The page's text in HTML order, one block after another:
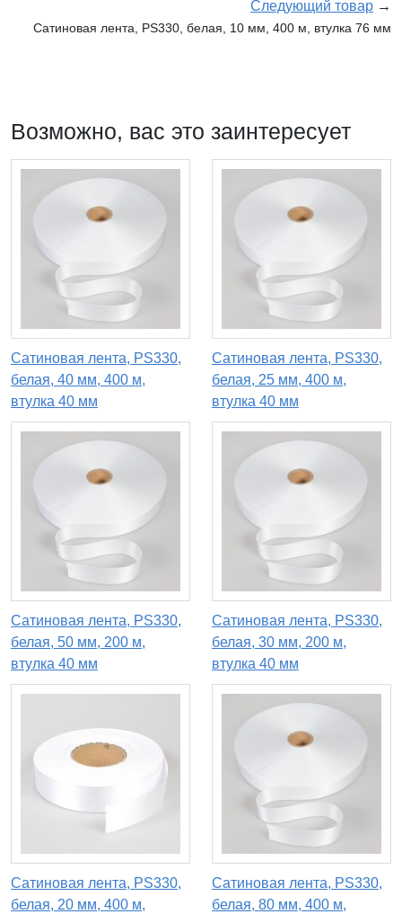
Следующий товар →
Сатиновая лента, PS330, белая, 10 мм, 400 м, втулка 76 мм
Возможно, вас это заинтересует
Сатиновая лента, PS330,
белая, 40 мм, 400 м,
втулка 40 мм
Сатиновая лента, PS330,
белая, 25 мм, 400 м,
втулка 40 мм
Сатиновая лента, PS330,
белая, 50 мм, 200 м,
втулка 40 мм
Сатиновая лента, PS330,
белая, 30 мм, 200 м,
втулка 40 мм
Сатиновая лента, PS330,
белая, 20 мм, 400 м,
Сатиновая лента, PS330,
белая, 80 мм, 400 м,